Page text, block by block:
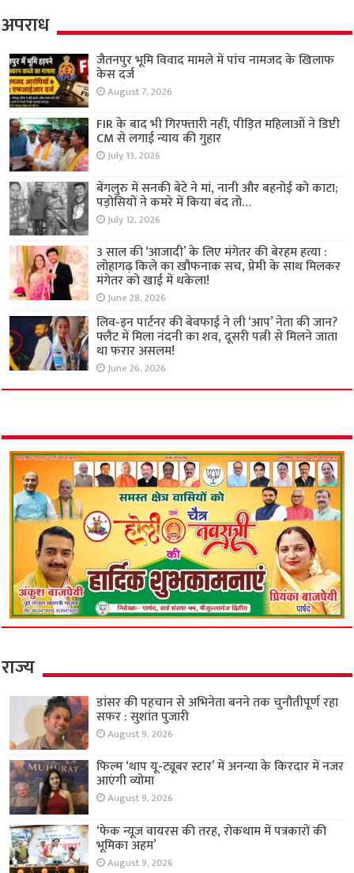
अपराध
जैतनपुर भूमि विवाद मामले में पांच नामजद के खिलाफ
केस दर्ज
August 7, 2026
FIR के बाद भी गिरफ्तारी नहीं, पीड़ित महिलाओं ने डिप्टी
CM से लगाई न्याय की गुहार
July 13, 2026
बेंगलुरु में सनकी बेटे ने मां, नानी और बहनोई को काटा;
पड़ोसियों ने कमरे में किया बंद तो…
July 12, 2026
3 साल की ‘आजादी’ के लिए मंगेतर की बेरहम हत्या :
लोहागढ़ किले का खौफनाक सच, प्रेमी के साथ मिलकर
मंगेतर को खाई में धकेला!
June 28, 2026
लिव-इन पार्टनर की बेवफाई ने ली ‘आप’ नेता की जान?
फ्लैट में मिला नंदनी का शव, दूसरी पत्नी से मिलने जाता
था फरार असलम!
June 26, 2026
राज्य
डांसर की पहचान से अभिनेता बनने तक चुनौतीपूर्ण रहा
सफर : सुशांत पुजारी
August 9, 2026
फिल्म ‘थाप यू-ट्यूबर स्टार’ में अनन्या के किरदार में नजर
आएंगी व्योमा
August 9, 2026
‘फेक न्यूज वायरस की तरह, रोकथाम में पत्रकारों की
भूमिका अहम’
August 9, 2026